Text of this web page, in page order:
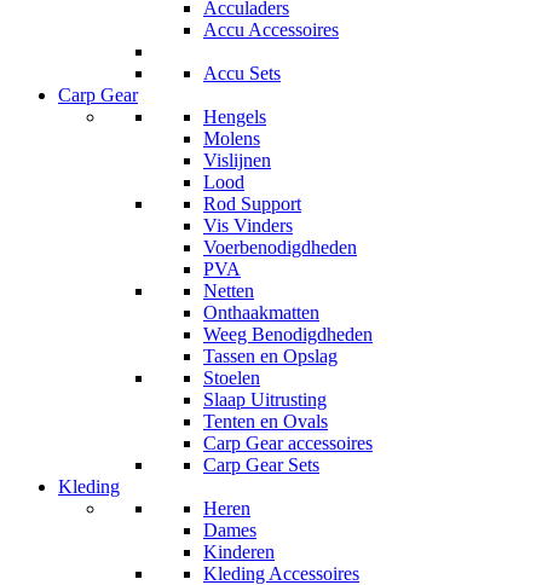
Acculaders
Accu Accessoires
Accu Sets
Carp Gear
Hengels
Molens
Vislijnen
Lood
Rod Support
Vis Vinders
Voerbenodigdheden
PVA
Netten
Onthaakmatten
Weeg Benodigdheden
Tassen en Opslag
Stoelen
Slaap Uitrusting
Tenten en Ovals
Carp Gear accessoires
Carp Gear Sets
Kleding
Heren
Dames
Kinderen
Kleding Accessoires